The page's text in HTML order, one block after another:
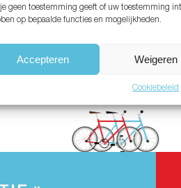
geen toestemming geeft of uw toestemming
op bepaalde functies en mogelijkheden.
Accepteren Weigeren
Cookiebeleid
vergeten?